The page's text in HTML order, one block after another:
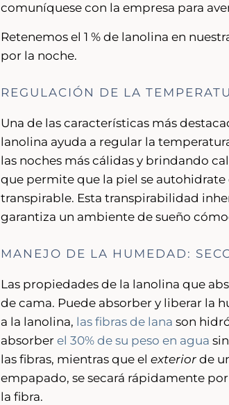
comuníquese con la empresa para
Retenemos el 1 % de lanolina en
por la noche.
REGULACIÓN DE LA
Una de las características más
lanolina ayuda a regular la
las noches más cálidas y brindando
que permite que la piel se
transpirable. Esta transpirabilidad
garantiza un ambiente de sueño
MANEJO DE LA HUMEDAD:
Las propiedades de la lanolina que
de cama. Puede absorber y liberar la
a la lanolina, las fibras de lana son
absorber el 30% de su peso en agua
las fibras, mientras que el exterior de
empapado, se secará rápidamente
la fibra.